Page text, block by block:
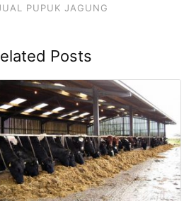
PUPUK JAGUNG
Posts